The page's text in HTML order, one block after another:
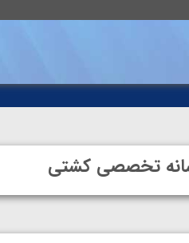
تخصصی کشتی